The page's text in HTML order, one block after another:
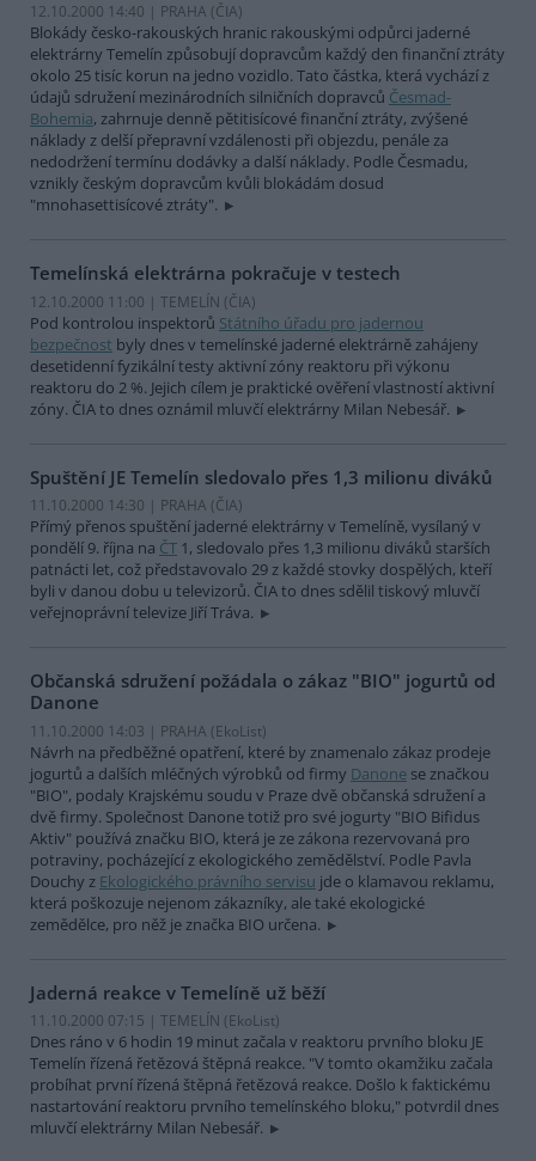
12.10.2000 14:40 | PRAHA (ČIA)
Blokády česko-rakouských hranic rakouskými odpůrci jaderné
elektrárny Temelín způsobují dopravcům každý den finanční ztráty
okolo 25 tisíc korun na jedno vozidlo. Tato částka, která vychází z
údajů sdružení mezinárodních silničních dopravců Česmad-
Bohemia, zahrnuje denně pětitisícové finanční ztráty, zvýšené
náklady z delší přepravní vzdálenosti při objezdu, penále za
nedodržení termínu dodávky a další náklady. Podle Česmadu,
vznikly českým dopravcům kvůli blokádám dosud
"mnohasettisícové ztráty".
Temelínská elektrárna pokračuje v testech
12.10.2000 11:00 | TEMELÍN (ČIA)
Pod kontrolou inspektorů Státního úřadu pro jadernou
bezpečnost byly dnes v temelínské jaderné elektrárně zahájeny
desetidenní fyzikální testy aktivní zóny reaktoru při výkonu
reaktoru do 2 %. Jejich cílem je praktické ověření vlastností aktivní
zóny. ČIA to dnes oznámil mluvčí elektrárny Milan Nebesář.
Spuštění JE Temelín sledovalo přes 1,3 milionu diváků
11.10.2000 14:30 | PRAHA (ČIA)
Přímý přenos spuštění jaderné elektrárny v Temelíně, vysílaný v
pondělí 9. října na ČT 1, sledovalo přes 1,3 milionu diváků starších
patnácti let, což představovalo 29 z každé stovky dospělých, kteří
byli v danou dobu u televizorů. ČIA to dnes sdělil tiskový mluvčí
veřejnoprávní televize Jiří Tráva.
Občanská sdružení požádala o zákaz "BIO" jogurtů od
Danone
11.10.2000 14:03 | PRAHA (EkoList)
Návrh na předběžné opatření, které by znamenalo zákaz prodeje
jogurtů a dalších mléčných výrobků od firmy Danone se značkou
"BIO", podaly Krajskému soudu v Praze dvě občanská sdružení a
dvě firmy. Společnost Danone totiž pro své jogurty "BIO Bifidus
Aktiv" používá značku BIO, která je ze zákona rezervovaná pro
potraviny, pocházející z ekologického zemědělství. Podle Pavla
Douchy z Ekologického právního servisu jde o klamavou reklamu,
která poškozuje nejenom zákazníky, ale také ekologické
zemědělce, pro něž je značka BIO určena.
Jaderná reakce v Temelíně už běží
11.10.2000 07:15 | TEMELÍN (EkoList)
Dnes ráno v 6 hodin 19 minut začala v reaktoru prvního bloku JE
Temelín řízená řetězová štěpná reakce. "V tomto okamžiku začala
probíhat první řízená štěpná řetězová reakce. Došlo k faktickému
nastartování reaktoru prvního temelínského bloku," potvrdil dnes
mluvčí elektrárny Milan Nebesář.